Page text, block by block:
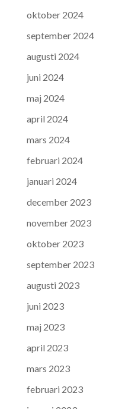
oktober 2024
september 2024
augusti 2024
juni 2024
maj 2024
april 2024
mars 2024
februari 2024
januari 2024
december 2023
november 2023
oktober 2023
september 2023
augusti 2023
juni 2023
maj 2023
april 2023
mars 2023
februari 2023